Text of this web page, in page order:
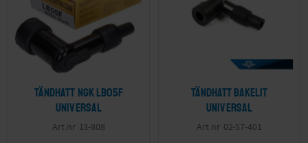
Tändhatt NGK LB05F
Universal
13-808
Tändhatt Bakelit
Universal
02-57-401